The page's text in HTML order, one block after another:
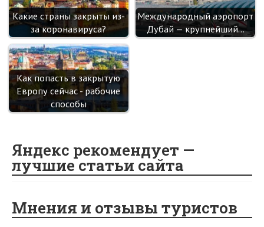
Какие страны закрыты из-
за коронавируса?
Международный аэропорт
Дубай — крупнейший…
Как попасть в закрытую
Европу сейчас - рабочие
способы
Яндекс рекомендует —
лучшие статьи сайта
Мнения и отзывы туристов